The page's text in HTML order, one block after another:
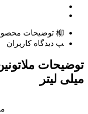
توضیحات
دیدگاه کاربران
توضیحات
میلی لیتر